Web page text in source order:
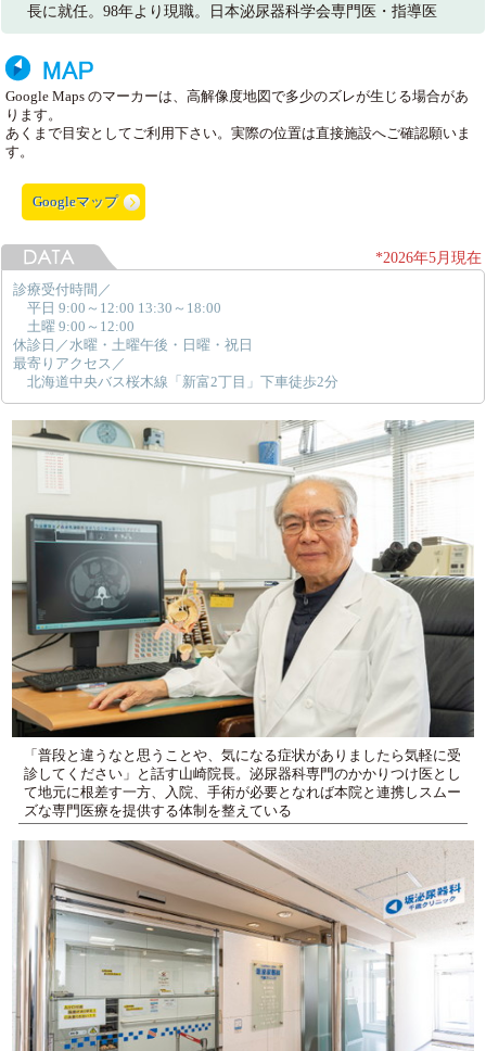
長に就任。98年より現職。日本泌尿器科学会専門医・指導医
Google Maps のマーカーは、高解像度地図で多少のズレが生じる場合があ
ります。
あくまで目安としてご利用下さい。実際の位置は直接施設へご確認願いま
す。
Googleマップ
*2026年5月現在
診療受付時間／
平日 9:00～12:00 13:30～18:00
土曜 9:00～12:00
休診日／水曜・土曜午後・日曜・祝日
最寄りアクセス／
北海道中央バス桜木線「新富2丁目」下車徒歩2分
「普段と違うなと思うことや、気になる症状がありましたら気軽に受
診してください」と話す山崎院長。泌尿器科専門のかかりつけ医とし
て地元に根差す一方、入院、手術が必要となれば本院と連携しスムー
ズな専門医療を提供する体制を整えている